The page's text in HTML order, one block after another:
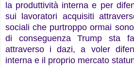
la produttività interna e per
sui lavoratori acquisiti
sociali che purtroppo ormai
di conseguenza Trump sta
attraverso i dazi, a voler
interna e il proprio mercato